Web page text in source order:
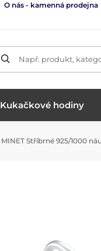
O nás - kamenná prodejna
Např. produkt,
Kukačkové hodiny
MINET Stříbrné 925/1000